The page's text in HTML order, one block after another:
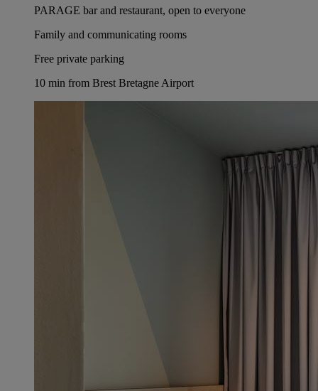
PARAGE bar and restaurant, open to everyone
Family and communicating rooms
Free private parking
10 min from Brest Bretagne Airport